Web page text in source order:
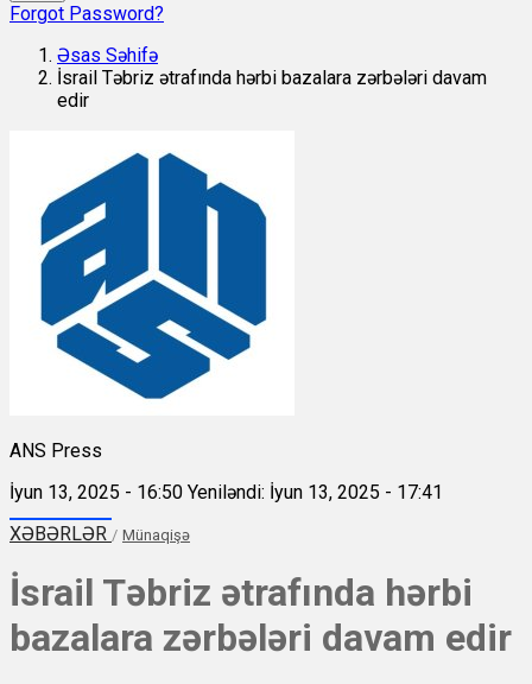
Forgot Password?
Əsas Səhifə
İsrail Təbriz ətrafında hərbi bazalara zərbələri davam
edir
ANS Press
İyun 13, 2025 - 16:50 Yeniləndi: İyun 13, 2025 - 17:41
XƏBƏRLƏR / Münaqişə
İsrail Təbriz ətrafında hərbi
bazalara zərbələri davam edir